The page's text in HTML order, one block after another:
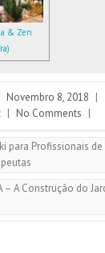
& Zen
Novembro 8, 2018 |
| No Comments |
para Profissionais de
– A Construção do